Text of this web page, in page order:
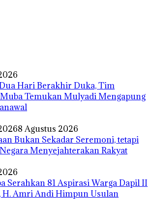
Hari Berakhir Duka, Tim
Temukan Mulyadi Mengapung
8 Agustus 2026
Bukan Sekadar Seremoni, tetapi
Menyejahterakan Rakyat
Serahkan 81 Aspirasi Warga Dapil II
H. Amri Andi Himpun Usulan